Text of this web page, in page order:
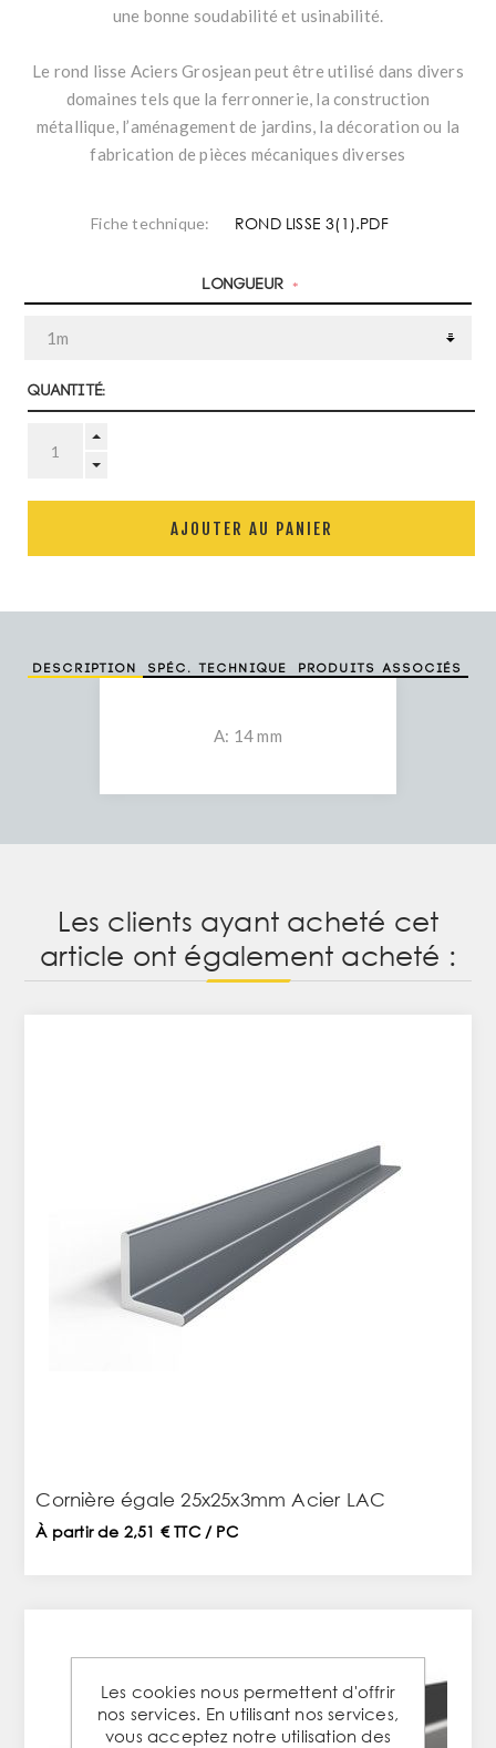
une bonne soudabilité et usinabilité.
Le rond lisse Aciers Grosjean peut être utilisé dans divers
domaines tels que la ferronnerie, la construction
métallique, l’aménagement de jardins, la décoration ou la
fabrication de pièces mécaniques diverses
Fiche technique: ROND LISSE 3(1).PDF
Longueur *
Quantité:
AJOUTER AU PANIER
Description Spéc. technique Produits associés
A: 14 mm
Les clients ayant acheté cet
article ont également acheté :
Cornière égale 25x25x3mm Acier LAC
À partir de 2,51 € TTC / PC
Les cookies nous permettent d'offrir
nos services. En utilisant nos services,
vous acceptez notre utilisation des